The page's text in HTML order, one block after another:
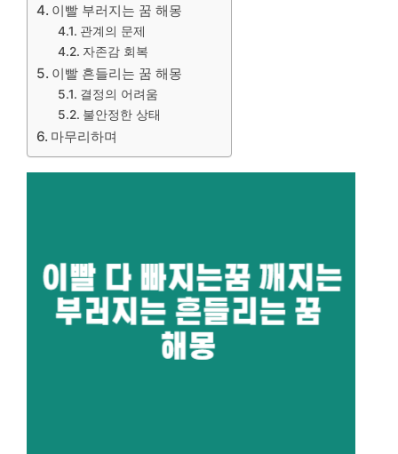
이빨 부러지는 꿈 해몽
관계의 문제
자존감 회복
이빨 흔들리는 꿈 해몽
결정의 어려움
불안정한 상태
마무리하며